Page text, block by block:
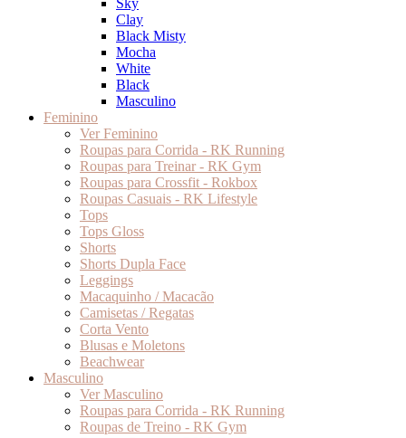
Sky
Clay
Black Misty
Mocha
White
Black
Masculino
Feminino
Ver Feminino
Roupas para Corrida - RK Running
Roupas para Treinar - RK Gym
Roupas para Crossfit - Rokbox
Roupas Casuais - RK Lifestyle
Tops
Tops Gloss
Shorts
Shorts Dupla Face
Leggings
Macaquinho / Macacão
Camisetas / Regatas
Corta Vento
Blusas e Moletons
Beachwear
Masculino
Ver Masculino
Roupas para Corrida - RK Running
Roupas de Treino - RK Gym